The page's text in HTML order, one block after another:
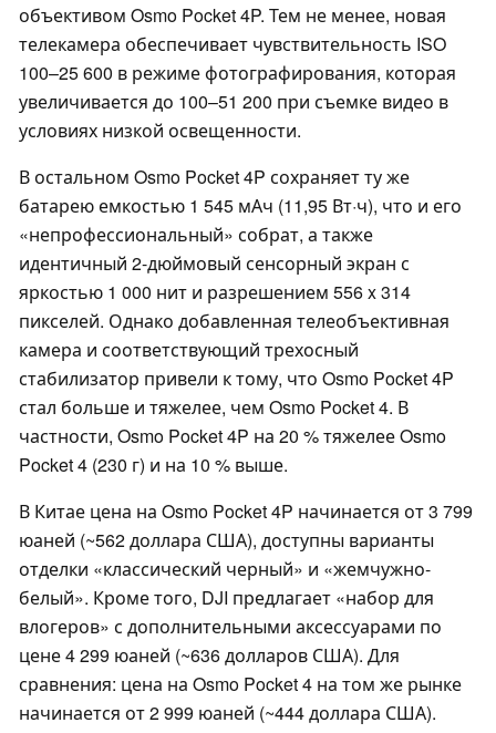
объективом Osmo Pocket 4P. Тем не менее, новая
телекамера обеспечивает чувствительность ISO
100–25 600 в режиме фотографирования, которая
увеличивается до 100–51 200 при съемке видео в
условиях низкой освещенности.
В остальном Osmo Pocket 4P сохраняет ту же
батарею емкостью 1 545 мАч (11,95 Вт·ч), что и его
«непрофессиональный» собрат, а также
идентичный 2-дюймовый сенсорный экран с
яркостью 1 000 нит и разрешением 556 x 314
пикселей. Однако добавленная телеобъективная
камера и соответствующий трехосный
стабилизатор привели к тому, что Osmo Pocket 4P
стал больше и тяжелее, чем Osmo Pocket 4. В
частности, Osmo Pocket 4P на 20 % тяжелее Osmo
Pocket 4 (230 г) и на 10 % выше.
В Китае цена на Osmo Pocket 4P начинается от 3 799
юаней (~562 доллара США), доступны варианты
отделки «классический черный» и «жемчужно-
белый». Кроме того, DJI предлагает «набор для
влогеров» с дополнительными аксессуарами по
цене 4 299 юаней (~636 долларов США). Для
сравнения: цена на Osmo Pocket 4 на том же рынке
начинается от 2 999 юаней (~444 доллара США).